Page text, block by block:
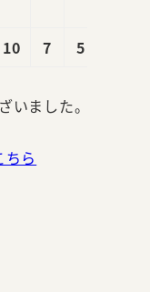
10 7 5
いました。
ちら